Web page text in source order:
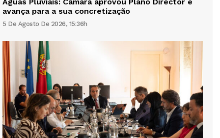
Águas Pluviais: Câmara aprovou Plano Director e
avança para a sua concretização
5 De Agosto De 2026, 15:36h